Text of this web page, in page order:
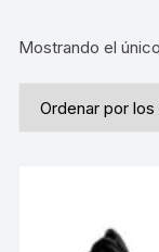
Mostrando el